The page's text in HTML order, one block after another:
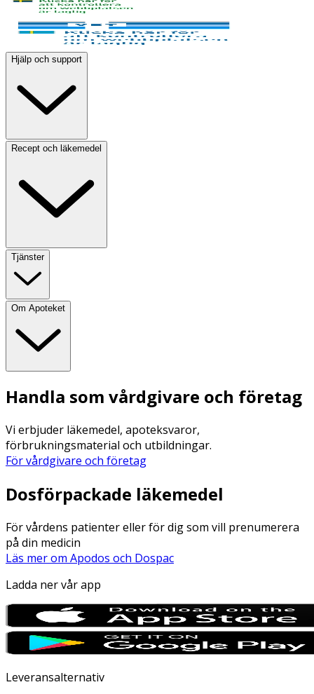
Hjälp och support
Recept och läkemedel
Tjänster
Om Apoteket
Handla som vårdgivare och företag
Vi erbjuder läkemedel, apoteksvaror,
förbrukningsmaterial och utbildningar.
För vårdgivare och företag
Dosförpackade läkemedel
För vårdens patienter eller för dig som vill prenumerera
på din medicin
Läs mer om Apodos och Dospac
Ladda ner vår app
Leveransalternativ